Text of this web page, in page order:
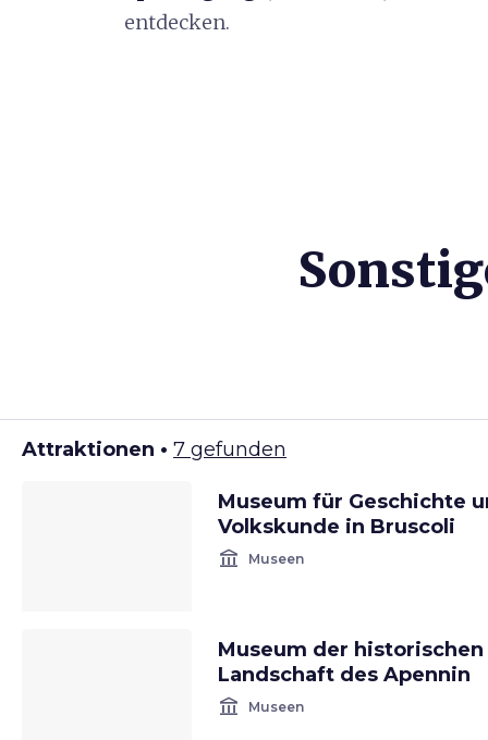
entdecken.
Attraktionen • 7 gefunden
Museum für Geschichte
Volkskunde in Bruscoli
account_balance Museen
Museum der historischen
Landschaft des Apennin
account_balance Museen